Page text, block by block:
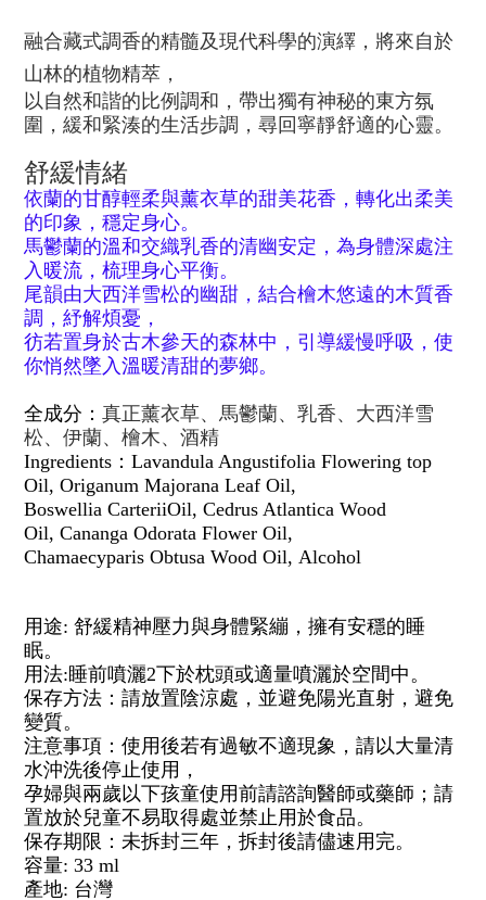
融合藏式調香的精髓及現代科學的演繹，將來自於
山林的植物精萃，
以自然和諧的比例調和，帶出獨有神秘的東方氛
圍，緩和緊湊的生活步調，尋回寧靜舒適的心靈。
舒緩情緒
依蘭的甘醇輕柔與薰衣草的甜美花香，轉化出柔美
的印象，穩定身心。
馬鬱蘭的溫和交織乳香的清幽安定，為身體深處注
入暖流，梳理身心平衡。
尾韻由大西洋雪松的幽甜，結合檜木悠遠的木質香
調，紓解煩憂，
彷若置身於古木參天的森林中，引導緩慢呼吸，使
你悄然墜入溫暖清甜的夢鄉。
全成分： 真正薰衣草、馬鬱蘭、乳香、大西洋雪
松、伊蘭、檜木、酒精
Ingredients ： Lavandula Angustifolia Flowering top
Oil, Origanum Majorana Leaf Oil,
Boswellia CarteriiOil, Cedrus Atlantica Wood
Oil, Cananga Odorata Flower Oil,
Chamaecyparis Obtusa Wood Oil, Alcohol
用途: 舒緩精神壓力與身體緊繃，擁有安穩的睡
眠。
用法:睡前噴灑2下於枕頭或適量噴灑於空間中。
保存方法：請放置陰涼處，並避免陽光直射，避免
變質。
注意事項：使用後若有過敏不適現象，請以大量清
水沖洗後停止使用，
孕婦與兩歲以下孩童使用前請諮詢醫師或藥師；請
置放於兒童不易取得處並禁止用於食品。
保存期限：未拆封三年，拆封後請儘速用完。
容量: 33 ml
產地: 台灣